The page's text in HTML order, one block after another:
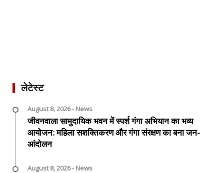
लेटेस्ट
August 8, 2026 - News
जीवनवाला सामुदायिक भवन में स्पर्श गंगा अभियान का भव्य
आयोजन: महिला सशक्तिकरण और गंगा संरक्षण का बना जन-
आंदोलन
August 8, 2026 - News